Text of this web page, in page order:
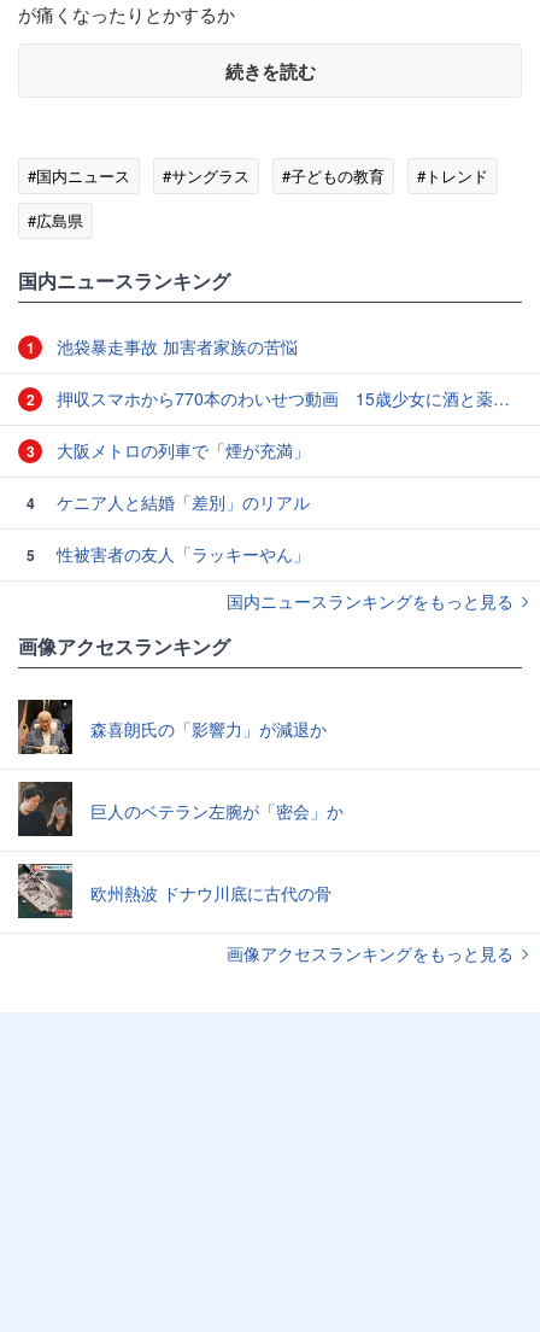
が痛くなったりとかするか
続きを読む
#国内ニュース #サングラス #子どもの教育
#トレンド
#広島県
国内ニュースランキング
1 池袋暴走事故 加害者家族の苦悩
2 押収スマホから770本のわいせつ動画 15歳少女に酒と薬飲ませ性的暴行か 54歳男を再逮捕 「薬もありますよ」とSNSで誘い出し
3 大阪メトロの列車で「煙が充満」
4 ケニア人と結婚「差別」のリアル
5
性被害者の友人「ラッキーやん」
国内ニュースランキングをもっと見る
画像アクセスランキング
森喜朗氏の「影響力」が減退か
巨人のベテラン左腕が「密会」か
欧州熱波 ドナウ川底に古代の骨
画像アクセスランキングをもっと見る